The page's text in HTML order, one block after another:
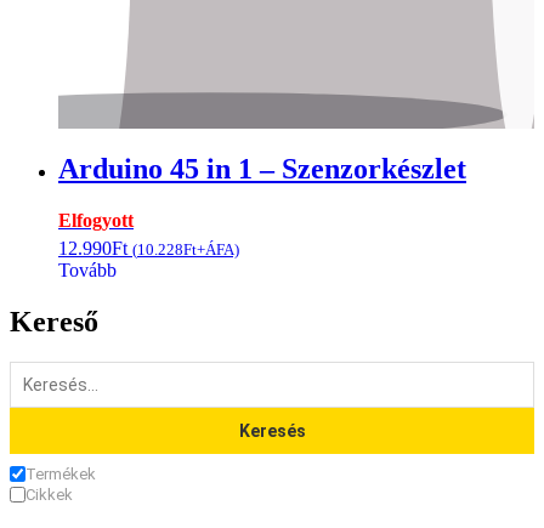
Arduino 45 in 1 – Szenzorkészlet
Elfogyott
12.990Ft (10.228Ft+ÁFA)
Tovább
Kereső
Keresés
Termékek
Cikkek